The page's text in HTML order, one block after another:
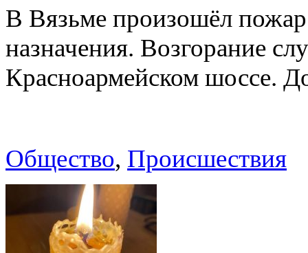
В Вязьме произошёл пожар
назначения. Возгорание
Красноармейском шоссе.
Общество, Происшествия